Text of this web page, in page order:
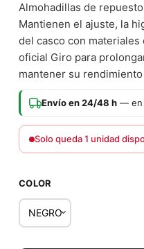
Almohadillas de
Mantienen el ajuste, la
del casco con materiales
oficial Giro para
mantener su
Envío en 24/48 h — en
Solo queda 1 unidad
COLOR